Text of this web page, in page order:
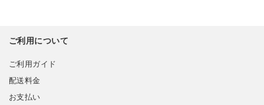
ご利用について
ご利用ガイド
配送料金
お支払い